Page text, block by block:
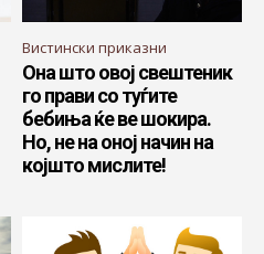
Вистински приказни
Она што овој свештеник
го прави со туѓите
бебиња ќе ве шокира.
Но, не на оној начин на
којшто мислите!